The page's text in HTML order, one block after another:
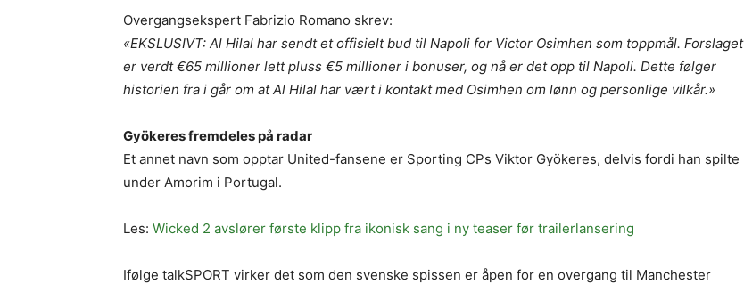
Overgangsekspert Fabrizio Romano skrev:
«EKSLUSIVT: Al Hilal har sendt et offisielt bud til Napoli for Victor Osimhen som toppmål. Forslaget
er verdt €65 millioner lett pluss €5 millioner i bonuser, og nå er det opp til Napoli. Dette følger
historien fra i går om at Al Hilal har vært i kontakt med Osimhen om lønn og personlige vilkår.»
Gyökeres fremdeles på radar
Et annet navn som opptar United-fansene er Sporting CPs Viktor Gyökeres, delvis fordi han spilte
under Amorim i Portugal.
Les: Wicked 2 avslører første klipp fra ikonisk sang i ny teaser før trailerlansering
Ifølge talkSPORT virker det som den svenske spissen er åpen for en overgang til Manchester